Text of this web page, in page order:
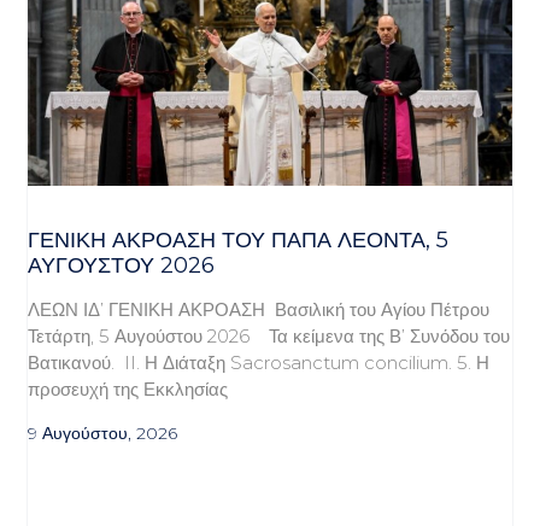
ΓΕΝΙΚΉ ΑΚΡΌΑΣΗ ΤΟΥ ΠΆΠΑ ΛΈΟΝΤΑ, 5
ΑΥΓΟΎΣΤΟΥ 2026
ΛΕΩΝ ΙΔ’ ΓΕΝΙΚΗ ΑΚΡΟΑΣΗ Βασιλική του Αγίου Πέτρου
Τετάρτη, 5 Αυγούστου 2026 Τα κείμενα της Β’ Συνόδου του
Βατικανού. II. Η Διάταξη Sacrosanctum concilium. 5. Η
προσευχή της Εκκλησίας
9 Αυγούστου, 2026